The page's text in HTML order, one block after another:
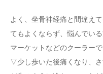
よく、坐骨神経痛と間違え
てもよくならず、悩んでい
マーケットなどのクーラー
▽少し歩いた後痛くなり、
漢方のお話し